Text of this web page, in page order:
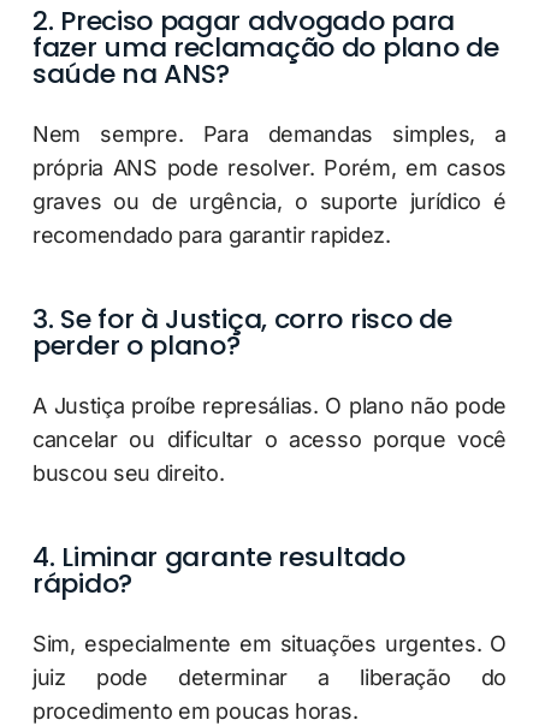
2. Preciso pagar advogado para
fazer uma reclamação do plano de
saúde na ANS?
Nem sempre. Para demandas simples, a
própria ANS pode resolver. Porém, em casos
graves ou de urgência, o suporte jurídico é
recomendado para garantir rapidez.
3. Se for à Justiça, corro risco de
perder o plano?
A Justiça proíbe represálias. O plano não pode
cancelar ou dificultar o acesso porque você
buscou seu direito.
4. Liminar garante resultado
rápido?
Sim, especialmente em situações urgentes. O
juiz pode determinar a liberação do
procedimento em poucas horas.